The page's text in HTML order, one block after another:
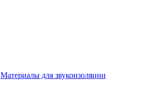
Материалы для звукоизоляции